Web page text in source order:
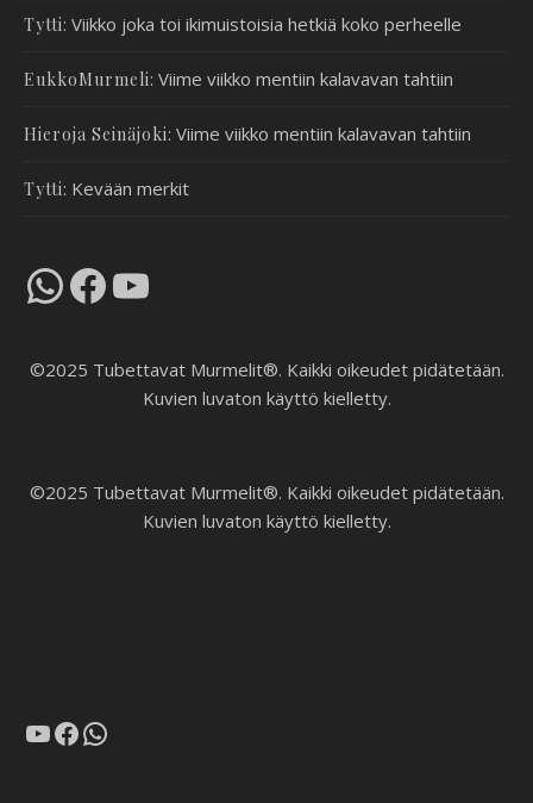
Tytti: Viikko joka toi ikimuistoisia hetkiä koko perheelle
EukkoMurmeli: Viime viikko mentiin kalavavan tahtiin
Hieroja Seinäjoki: Viime viikko mentiin kalavavan tahtiin
Tytti: Kevään merkit
WhatsAppFacebook
YouTube
©2025 Tubettavat Murmelit®. Kaikki oikeudet pidätetään.
Kuvien luvaton käyttö kielletty.
©2025 Tubettavat Murmelit®. Kaikki oikeudet pidätetään.
Kuvien luvaton käyttö kielletty.
YouTube
Facebook
WhatsApp